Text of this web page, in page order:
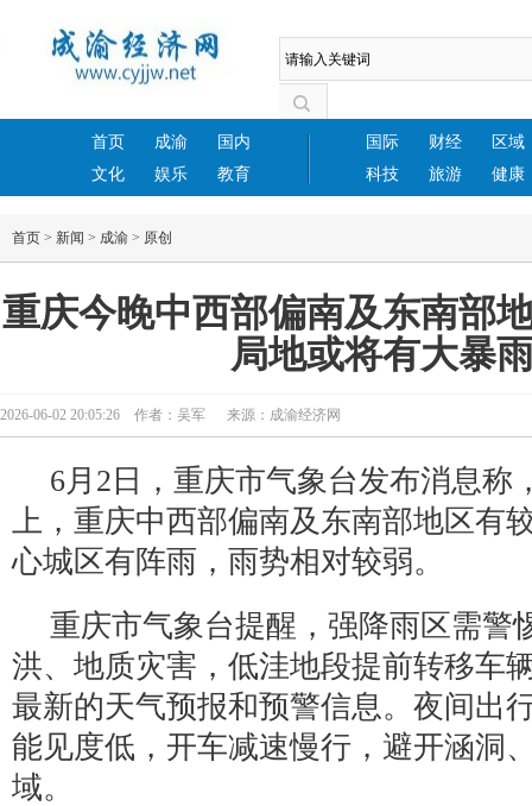
首页 成渝
国内
文化
娱乐 教育
国际 财经
区域
科技
旅游 健康
首页 > 新闻 > 成渝 > 原创
重庆今晚中西部偏南及东南部
局地或将有大暴
2026-06-02 20:05:26 作者：吴军 来源：成渝经济网
6月2日，重庆市气象台发布消息称
上，重庆中西部偏南及东南部地区有
心城区有阵雨，雨势相对较弱。
重庆市气象台提醒，强降雨区需警
洪、地质灾害，低洼地段提前转移车
最新的天气预报和预警信息。夜间出
能见度低，开车减速慢行，避开涵洞
域。